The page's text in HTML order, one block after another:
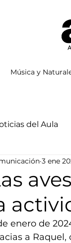
Música y
del Aula
3 ene
enero de
a